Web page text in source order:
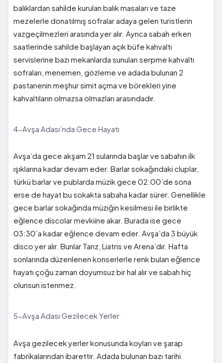
balıklardan sahilde kurulan balık masaları ve taze
mezelerle donatılmış sofralar adaya gelen turistlerin
vazgeçilmezleri arasında yer alır. Ayrıca sabah erken
saatlerinde sahilde başlayan açık büfe kahvaltı
servislerine bazı mekanlarda sunulan serpme kahvaltı
sofraları, menemen, gözleme ve adada bulunan 2
pastanenin meşhur simit açma ve börekleri yine
kahvaltıların olmazsa olmazları arasındadır.
4-Avşa Adası’nda Gece Hayatı
Avşa’da gece akşam 21 sularında başlar ve sabahın ilk
ışıklarına kadar devam eder. Barlar sokağındaki cluplar,
türkü barlar ve publarda müzik gece 02:00’de sona
erse de hayat bu sokakta sabaha kadar sürer. Genellikle
gece barlar sokağında müziğin kesilmesi ile birlikte
eğlence discolar mevkiine akar. Burada ise gece
03:30’a kadar eğlence devam eder. Avşa’da 3 büyük
disco yer alır. Bunlar Tanz, Liatris ve Arena’dır. Hafta
sonlarında düzenlenen konserlerle renk bulan eğlence
hayatı çoğu zaman doyumsuz bir hal alır ve sabah hiç
olunsun istenmez.
5-Avşa Adası Gezilecek Yerler
Avşa gezilecek yerler konusunda koyları ve şarap
fabrikalarından ibarettir. Adada bulunan bazı tarihi